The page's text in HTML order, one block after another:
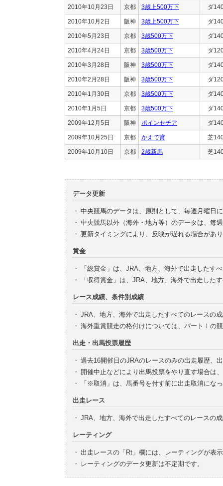
2010年10月23日 京都 3歳上500万下 ダ
2010年10月2日 阪神 3歳上500万下 ダ
2010年5月23日 京都 3歳500万下 ダ
2010年4月24日 京都 3歳500万下 ダ
2010年3月28日 阪神 3歳500万下 ダ
2010年2月28日 阪神 3歳500万下 ダ
2010年1月30日 京都 3歳500万下 ダ
2010年1月5日 京都 3歳500万下 ダ
2009年12月5日 阪神 ポインセチア ダ
2009年10月25日 京都 かえで賞 芝
2009年10月10日 京都 2歳新馬 芝
データ更新
・ 中央競馬のデータは、原則として、毎週月曜日
・ 中央競馬以外（海外・地方等）のデータは、毎
・ 更新タイミングにより、反映が遅れる場合があ
賞金
・
「総賞金」は、JRA、地方、海外で出走したす
・
「収得賞金」は、JRA、地方、海外で出走した
レース成績、条件別成績
・ JRA、地方、海外で出走したすべてのレースの
・ 海外重賞競走の格付けについては、パートⅠの
出走・出馬投票履歴
・ 過去16開催日のJRAのレースのみの出走履歴、
・ 開催中止などにより出馬投票をやり直す場合は
・
「※取消」は、馬番号を付す前に出走取消にな
出走レース
・ JRA、地方、海外で出走したすべてのレースの
レーティング
・ 出走レースの「Rt」欄には、レーティングが表
・
レーティングのデータ更新は不定期です。